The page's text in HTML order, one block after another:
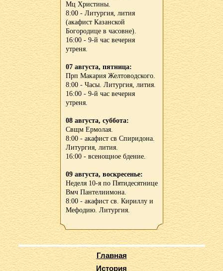
Мц Христины.
8:00 - Литургия, лития
(акафист Казанской
Богородице в часовне).
16:00 - 9-й час вечерня
утреня.
07 августа, пятница:
Прп Макария Желтоводского.
8:00 - Часы. Литургия, лития.
16:00 - 9-й час вечерня
утреня.
08 августа, суббота:
Свщм Ермолая.
8:00 - акафист св Спиридона.
Литургия, лития.
16:00 - всенощное бдение.
09 августа, воскресенье:
Неделя 10-я по Пятидесятнице
Вмч Пантелиимона.
8:00 - акафист св. Кириллу и
Мефодию. Литургия.
Главная
История